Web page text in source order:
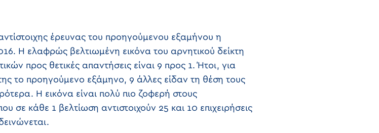
έρευνας του προηγούμενου εξαμήνου η
Η ελαφρώς βελτιωμένη εικόνα του αρνητικού δείκτη
προς θετικές απαντήσεις είναι 9 προς 1. Ήτοι, για
το προηγούμενο εξάμηνο, 9 άλλες είδαν τη θέση τους
Η εικόνα είναι πολύ πιο ζοφερή στους
σε κάθε 1 βελτίωση αντιστοιχούν 25 και 10 επιχειρήσεις